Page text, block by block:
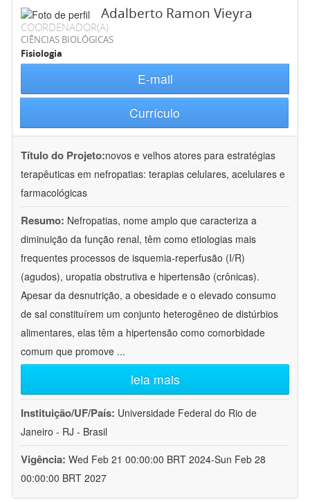
Adalberto Ramon Vieyra
COORDENADOR(A)
CIÊNCIAS BIOLÓGICAS
Fisiologia
E-mail
Currículo
Título do Projeto:novos e velhos atores para estratégias
terapêuticas em nefropatias: terapias celulares, acelulares e
farmacológicas
Resumo: Nefropatias, nome amplo que caracteriza a
diminuição da função renal, têm como etiologias mais
frequentes processos de isquemia-reperfusão (I/R)
(agudos), uropatia obstrutiva e hipertensão (crônicas).
Apesar da desnutrição, a obesidade e o elevado consumo
de sal constituírem um conjunto heterogêneo de distúrbios
alimentares, elas têm a hipertensão como comorbidade
comum que promove ...
leia mais
Instituição/UF/País: Universidade Federal do Rio de
Janeiro - RJ - Brasil
Vigência: Wed Feb 21 00:00:00 BRT 2024-Sun Feb 28
00:00:00 BRT 2027